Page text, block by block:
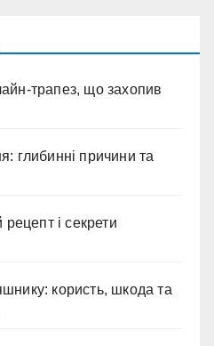
трапез, що захопив
глибинні причини та
і секрети
користь, шкода та